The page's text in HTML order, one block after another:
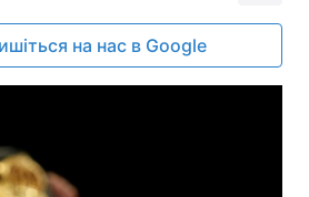
на нас в Google